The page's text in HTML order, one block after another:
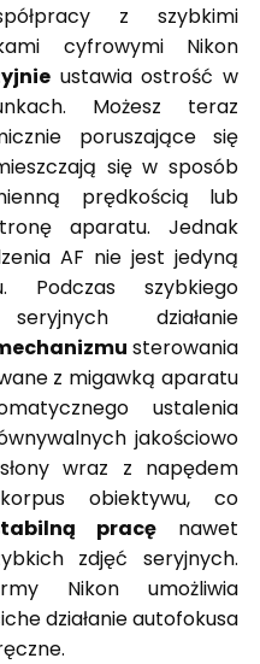
z szybkimi
cyfrowymi Nikon
ustawia ostrość w
Możesz teraz
poruszające się
się w sposób
prędkością lub
aparatu. Jednak
AF nie jest jedyną
Podczas szybkiego
działanie
sterowania
z migawką aparatu
ustalenia
jakościowo
wraz z napędem
obiektywu, co
pracę nawet
zdjęć seryjnych.
Nikon umożliwia
działanie autofokusa